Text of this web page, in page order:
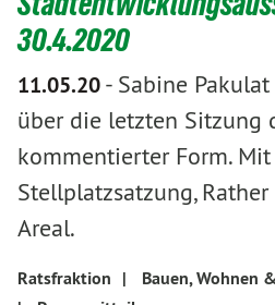
30.4.2020
11.05.20- Sabine
über die letzten Sitzung
kommentierter Form.
Stellplatzsatzung,
Areal.
Ratsfraktion |
Bauen, Wohnen